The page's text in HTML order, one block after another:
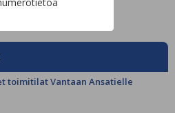
toimitilat Vantaan Ansatielle